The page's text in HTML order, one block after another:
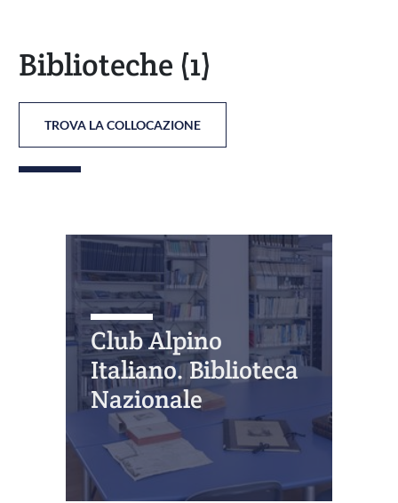
Biblioteche (1)
TROVA LA COLLOCAZIONE
Club Alpino
Italiano. Biblioteca
Nazionale